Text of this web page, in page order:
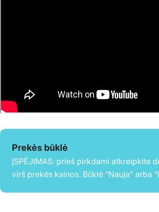
Prekės būklė
ĮSPĖJIMAS: prieš pirkdami atkreipkite
virš prekės kainos. Būklė "Nauja" arba